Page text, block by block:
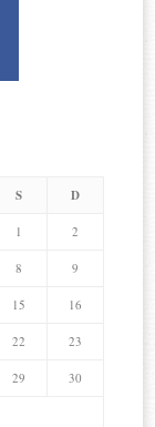
S D
1 2
8 9
15 16
22 23
29 30